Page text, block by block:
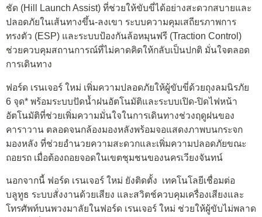
ชัด (Hill Launch Assist) ที่ช่วยให้ขับขี่ได้อย่างสะดวกสบายและ
ปลอดภัยในเส้นทางขึ้น-ลงเขา ระบบความคุมเสถียรภาพการ
ทรงตัว (ESP) และระบบป้องกันล้อหมุนฟรี (Traction Control)
ช่วยควบคุมสถานการณ์ที่ไม่คาดคิดให้กลับเป็นปกติ มั่นใจตลอด
การเดินทาง
ฟอร์ด เรนเจอร์ ใหม่ เพิ่มความปลอดภัยให้ผู้ขับขี่ด้วยถุงลมนิรภัย
6 จุด* พร้อมระบบปัดน้ำฝนอัตโนมัติและระบบเปิด-ปิดไฟหน้า
อัตโนมัติที่ช่วยเพิ่มความมั่นใจในการเดินทางช่วงฤดูฝนของ
คาราวาน ตลอดจนกล้องมองหลังพร้อมจอแสดงภาพบนกระจก
มองหลัง ที่ช่วยอำนวยความสะดวกและเพิ่มความปลอดภัยขณะ
ถอยรถ เมื่อต้องถอยจอดในเขตชุมชนของนครเวียงจันทน์
นอกจากนี้ ฟอร์ด เรนเจอร์ ใหม่ ยังติดตั้ง เทคโนโลยีเชื่อมต่อ
บลูทูธ ระบบสั่งงานด้วยเสียง และสวิตช์ควบคุมเครื่องเสียงและ
โทรศัพท์บนพวงมาลัยในฟอร์ด เรนเจอร์ ใหม่ ช่วยให้ผู้ขับไม่พลาด